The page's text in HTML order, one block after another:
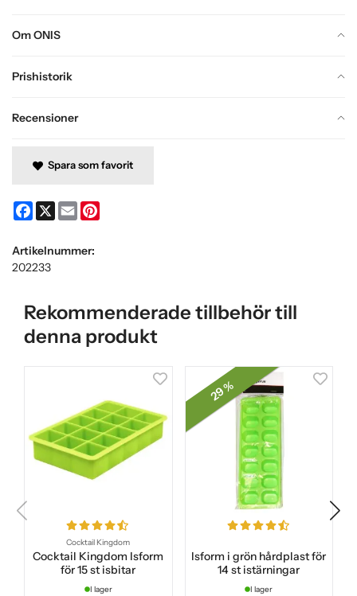
Om ONIS
Prishistorik
Recensioner
Spara som favorit
Facebook
X Email
Artikelnummer:
202233
Rekommenderade tillbehör till
denna produkt
Cocktail Kingdom
Cocktail Kingdom Isform
för 15 st isbitar
I lager
29 %
Isform i grön hårdplast för
14 st istärningar
I lager